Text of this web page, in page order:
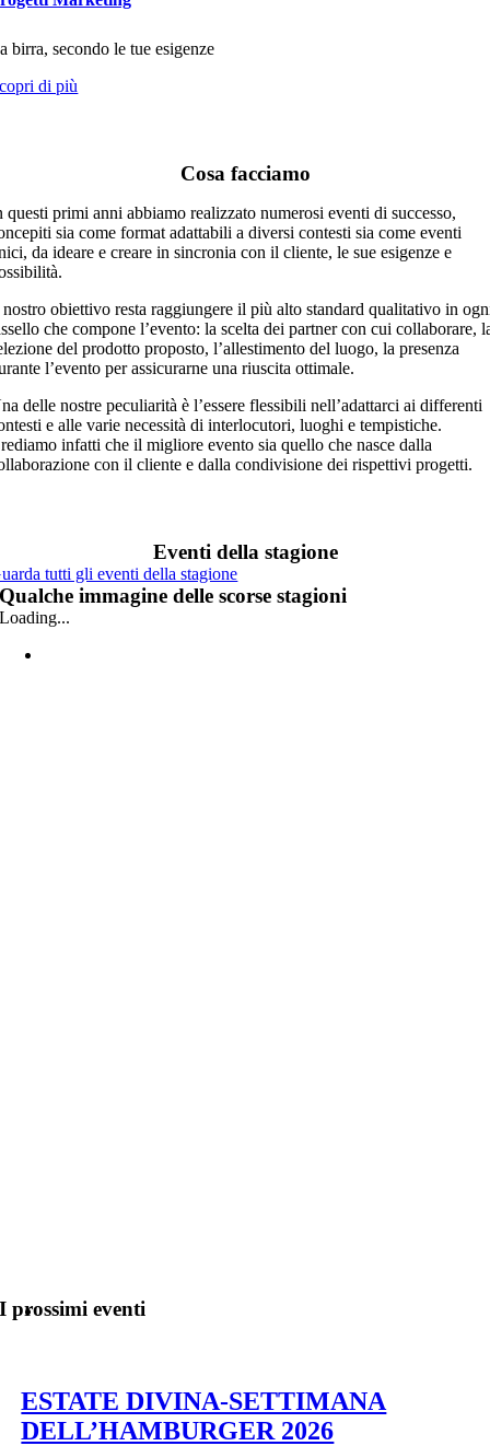
birra, secondo le tue esigenze
di più
Cosa facciamo
questi primi anni abbiamo realizzato numerosi eventi di successo,
sia come format adattabili a diversi contesti sia come eventi
da ideare e creare in sincronia con il cliente, le sue esigenze e
obiettivo resta raggiungere il più alto standard qualitativo in
che compone l’evento: la scelta dei partner con cui collaborare,
del prodotto proposto, l’allestimento del luogo, la presenza
l’evento per assicurarne una riuscita ottimale.
delle nostre peculiarità è l’essere flessibili nell’adattarci ai differenti
e alle varie necessità di interlocutori, luoghi e tempistiche.
infatti che il migliore evento sia quello che nasce dalla
con il cliente e dalla condivisione dei rispettivi progetti.
Eventi della stagione
tutti gli eventi della stagione
Qualche immagine delle scorse stagioni
Loading...
I prossimi eventi
ESTATE DIVINA-SETTIMANA
DELL’HAMBURGER 2026